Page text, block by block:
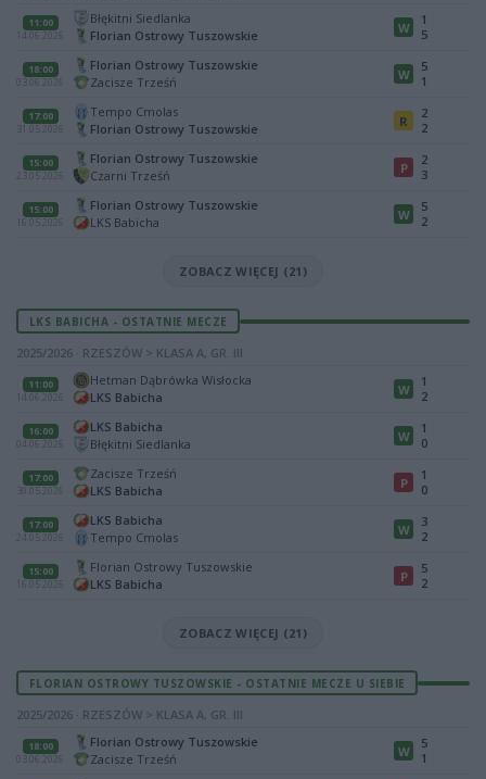
11:00
14.06.2026
Błękitni Siedlanka
Florian Ostrowy Tuszowskie
W
1
5
18:00
03.06.2026
Florian Ostrowy Tuszowskie
Zacisze Trześń
W
5
1
17:00
31.05.2026
Tempo Cmolas
Florian Ostrowy Tuszowskie
R
2
2
15:00
23.05.2026
Florian Ostrowy Tuszowskie
Czarni Trześń
P
2
3
15:00
16.05.2026
Florian Ostrowy Tuszowskie
LKS Babicha
W
5
2
ZOBACZ WIĘCEJ (21)
LKS BABICHA - OSTATNIE MECZE
2025/2026 · RZESZÓW > KLASA A, GR. III
11:00
14.06.2026
Hetman Dąbrówka Wisłocka
LKS Babicha
W
1
2
16:00
04.06.2026
LKS Babicha
Błękitni Siedlanka
W
1
0
17:00
30.05.2026
Zacisze Trześń
LKS Babicha
P
1
0
17:00
24.05.2026
LKS Babicha
Tempo Cmolas
W
3
2
15:00
16.05.2026
Florian Ostrowy Tuszowskie
LKS Babicha
P
5
2
ZOBACZ WIĘCEJ (21)
FLORIAN OSTROWY TUSZOWSKIE - OSTATNIE MECZE U SIEBIE
2025/2026 · RZESZÓW > KLASA A, GR. III
18:00
03.06.2026
Florian Ostrowy Tuszowskie
Zacisze Trześń
W
5
1